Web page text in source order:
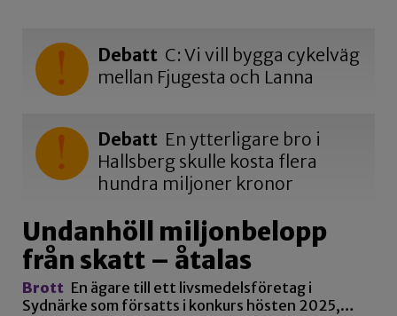
Debatt C: Vi vill bygga cykelväg
mellan Fjugesta och Lanna
Debatt En ytterligare bro i
Hallsberg skulle kosta flera
hundra miljoner kronor
Undanhöll miljonbelopp
från skatt – åtalas
Brott En ägare till ett livsmedelsföretag i
Sydnärke som försatts i konkurs hösten 2025,…